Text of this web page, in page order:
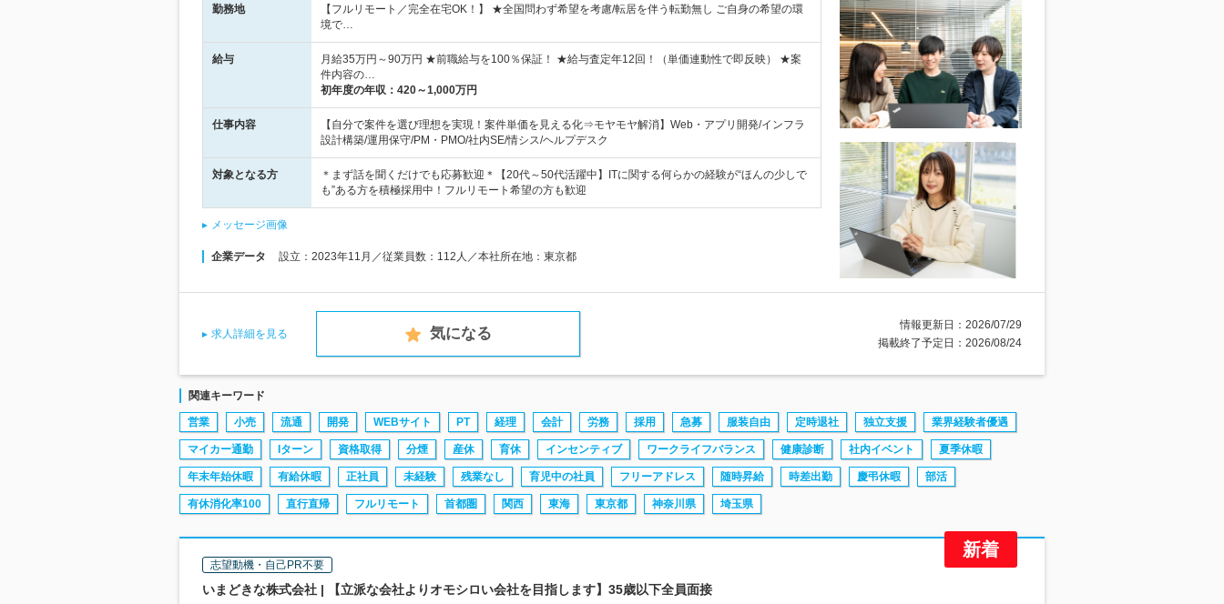
勤務地
【フルリモート／完全在宅OK！】 ★全国問わず希望を考慮/転居を伴う転勤無し ご自身の希望の環
境で…
給与
月給35万円～90万円 ★前職給与を100％保証！ ★給与査定年12回！（単価連動性で即反映） ★案
件内容の…
初年度の年収： 420～1,000万円
仕事内容
【自分で案件を選び理想を実現！案件単価を見える化⇒モヤモヤ解消】Web・アプリ開発/インフラ
設計構築/運用保守/PM・PMO/社内SE/情シス/ヘルプデスク
対象となる方
＊まず話を聞くだけでも応募歓迎＊【20代～50代活躍中】ITに関する何らかの経験が“ほんの少しで
も”ある方を積極採用中！フルリモート希望の方も歓迎
メッセージ画像
企業データ 設立：2023年11月／従業員数：112人／本社所在地：東京都
求人詳細を見る 気になる
情報更新日：2026/07/29
掲載終了予定日：2026/08/24
関連キーワード
営業 小売 流通 開発 WEBサイト PT 経理 会計 労務 採用 急募 服装自由 定時退社 独立支援 業界経験者優遇
マイカー通勤 Iターン 資格取得 分煙 産休 育休 インセンティブ ワークライフバランス 健康診断 社内イベント 夏季休暇
年末年始休暇 有給休暇 正社員 未経験 残業なし 育児中の社員 フリーアドレス 随時昇給 時差出勤 慶弔休暇 部活
有休消化率100 直行直帰 フルリモート 首都圏 関西 東海 東京都 神奈川県 埼玉県
志望動機・自己PR不要
いまどきな株式会社 | 【立派な会社よりオモシロい会社を目指します】35歳以下全員面接